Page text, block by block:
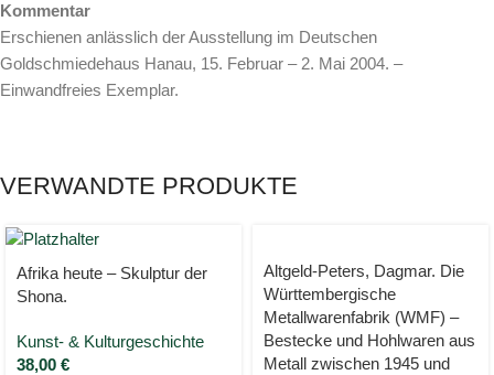
Kommentar
Erschienen anlässlich der Ausstellung im Deutschen
Goldschmiedehaus Hanau, 15. Februar – 2. Mai 2004. –
Einwandfreies Exemplar.
VERWANDTE PRODUKTE
Afrika heute – Skulptur der
Shona.
Kunst- & Kulturgeschichte
38,00 €
Altgeld-Peters, Dagmar. Die
Württembergische
Metallwarenfabrik (WMF) –
Bestecke und Hohlwaren aus
Metall zwischen 1945 und